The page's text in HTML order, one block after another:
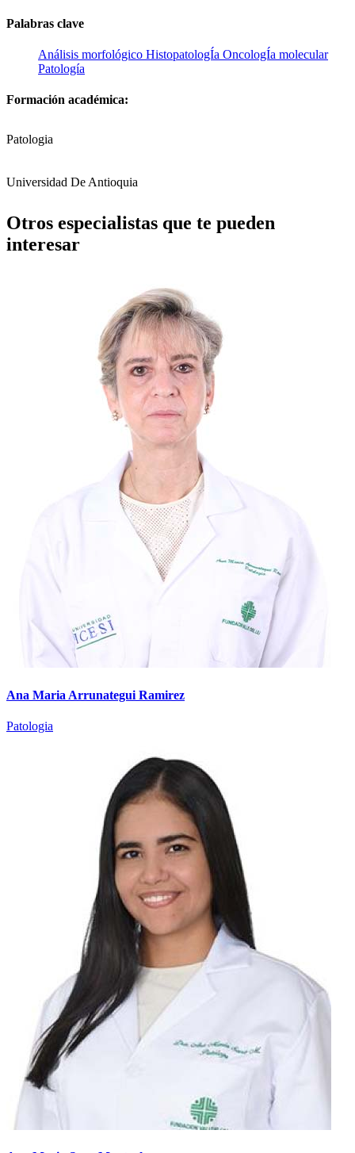
Palabras clave
Análisis morfológico HistopatologÍa OncologÍa molecular
Patología
Formación académica:
Patologia
Universidad De Antioquia
Otros especialistas que te pueden
interesar
Ana Maria Arrunategui Ramirez
Patologia